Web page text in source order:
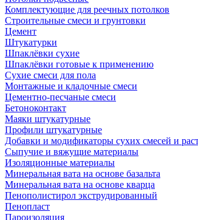
Комплектующие для реечных потолков
Строительные смеси и грунтовки
Цемент
Штукатурки
Шпаклёвки сухие
Шпаклёвки готовые к применению
Сухие смеси для пола
Монтажные и кладочные смеси
Цементно-песчаные смеси
Бетоноконтакт
Маяки штукатурные
Профили штукатурные
Добавки и модификаторы сухих смесей и
Сыпучие и вяжущие материалы
Изоляционные материалы
Минеральная вата на основе базальта
Минеральная вата на основе кварца
Пенополистирол экструдированный
Пенопласт
Пароизоляция